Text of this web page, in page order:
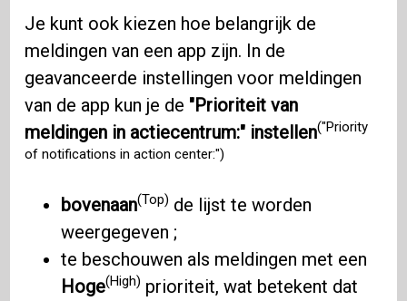
Je kunt ook kiezen hoe belangrijk de
meldingen van een app zijn. In de
geavanceerde instellingen voor meldingen
van de app kun je de "Prioriteit van
meldingen in actiecentrum:" instellen("Priority
of notifications in action center:")
bovenaan(Top) de lijst te worden
weergegeven ;
te beschouwen als meldingen met een
Hoge(High) prioriteit, wat betekent dat